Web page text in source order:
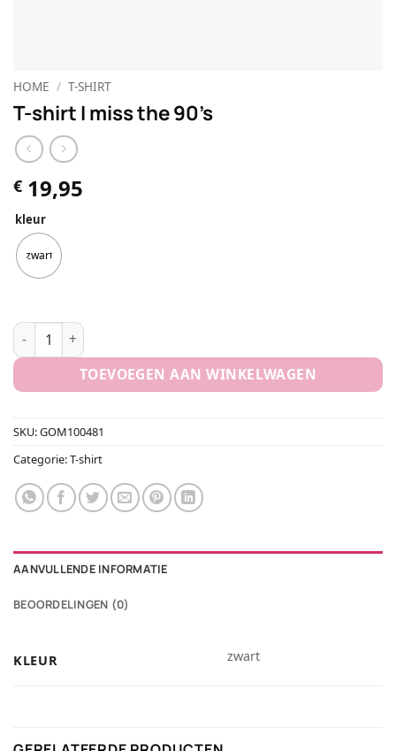
HOME / T-SHIRT
T-shirt I miss the 90’s
€ 19,95
kleur
zwart
T-shirt I miss the 90's aantal
TOEVOEGEN AAN WINKELWAGEN
SKU:GOM100481
Categorie:T-shirt
AANVULLENDE INFORMATIE
BEOORDELINGEN (0)
KLEUR zwart